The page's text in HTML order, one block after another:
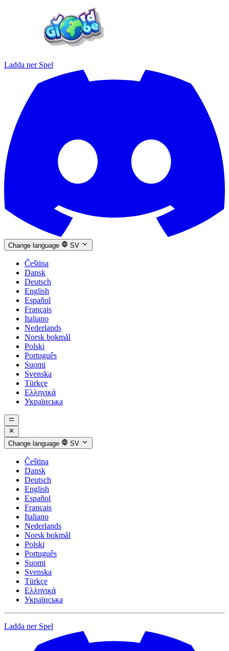
Ladda ner Spel
Change language SV
Čeština
Dansk
Deutsch
English
Español
Français
Italiano
Nederlands
Norsk bokmål
Polski
Português
Suomi
Svenska
Türkçe
Ελληνικά
Українська
Change language SV
Čeština
Dansk
Deutsch
English
Español
Français
Italiano
Nederlands
Norsk bokmål
Polski
Português
Suomi
Svenska
Türkçe
Ελληνικά
Українська
Ladda ner Spel